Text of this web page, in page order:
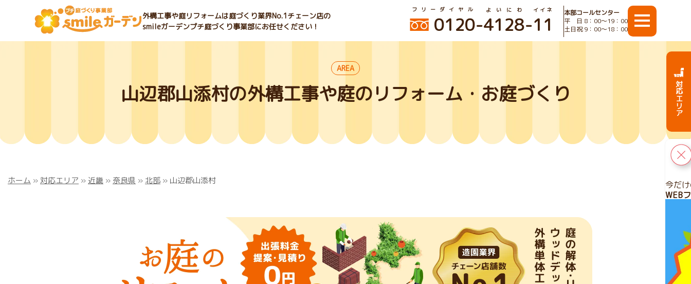
外構工事や庭リフォームは庭づくり業界No.1チェーン店の
smileガーデンプチ庭づくり事業部にお任せください！
0120
フリーダイヤル
-4128
よいにわ
-11
イイネ
本部コールセンター
平 日 8：00〜19：00
土日祝 9：00〜18：00
AREA
山辺郡山添村の外構工事や庭のリフォーム・お庭づくり
ホーム »対応エリア » 近畿 » 奈良県 » 北部 » 山辺郡山添村
対応エリア
今だ
WEB